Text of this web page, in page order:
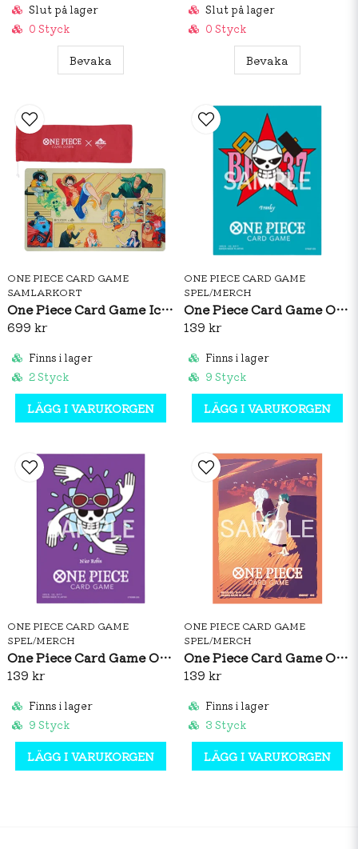
Slut på lager
0 Styck
Bevaka
Slut på lager
0 Styck
Bevaka
ONE PIECE CARD GAME
SAMLARKORT
One Piece Card Game Ichiban Kuji Playmat
699 kr
Finns i lager
2 Styck
LÄGG I VARUKORGEN
ONE PIECE CARD GAME
SPEL/MERCH
One Piece Card Game Official Sleeves: Premium Matte Franky
139 kr
Finns i lager
9 Styck
LÄGG I VARUKORGEN
ONE PIECE CARD GAME
SPEL/MERCH
One Piece Card Game Official Sleeves: Premium Matte Nico Robin
139 kr
Finns i lager
9 Styck
LÄGG I VARUKORGEN
ONE PIECE CARD GAME
SPEL/MERCH
One Piece Card Game Official Sleeves: Nefeltari Vivi Vol.5
139 kr
Finns i lager
3 Styck
LÄGG I VARUKORGEN